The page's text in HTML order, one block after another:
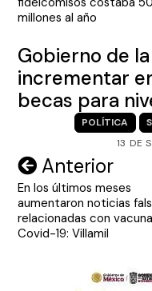
entradas
millones al año
Gobierno de
incrementar
becas para
POLÍTICA
13 DE
Navegación
de
entradas
Anterior
En los últimos meses
aumentaron noticias
relacionadas con
Covid-19: Villamil